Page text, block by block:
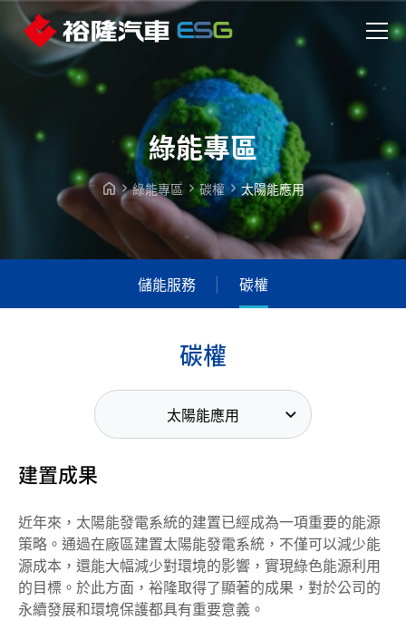
綠能專區
綠能專區 碳權 太陽能應用
儲能服務 碳權
碳權
太陽能應用
建置成果
近年來，太陽能發電系統的建置已經成為一項重要的能源
策略。通過在廠區建置太陽能發電系統，不僅可以減少能
源成本，還能大幅減少對環境的影響，實現綠色能源利用
的目標。於此方面，裕隆取得了顯著的成果，對於公司的
永續發展和環境保護都具有重要意義。